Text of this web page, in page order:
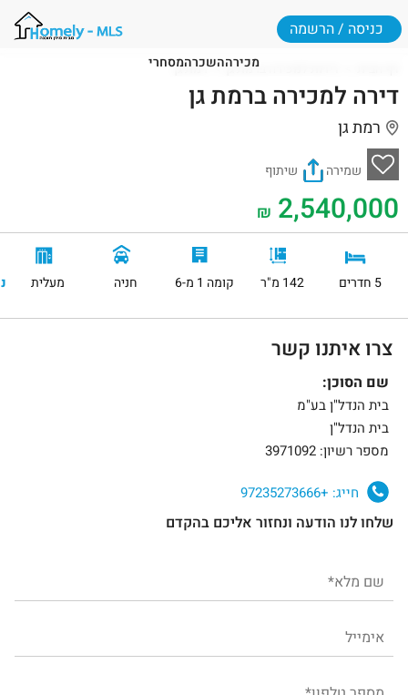
מכירההשכרהמסחרי
כניסה / הרשמה
דירות למכירה ברמת גן רמת גן
דירה למכירה ברמת גן
רמת גן
שמירה שיתוף
2,540,000
₪
5 חדרים 142 מ"ר קומה 1 מ-6 חניה מעלית
צרו איתנו קשר
שם הסוכן:
בית הנדל"ן בע"מ
בית הנדל"ן
מספר רשיון: 3971092
חייג: +97235273666
שלחו לנו הודעה ונחזור אליכם בהקדם